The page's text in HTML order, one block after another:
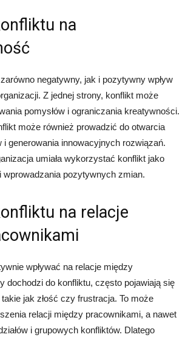
na
negatywny, jak i pozytywny wpływ
Z jednej strony, konflikt może
pomysłów i ograniczania kreatywności.
może również prowadzić do otwarcia
i generowania innowacyjnych rozwiązań.
umiała wykorzystać konflikt jako
wprowadzania pozytywnych zmian.
na relacje
wpływać na relacje między
dochodzi do konfliktu, często pojawiają się
jak złość czy frustracja. To może
relacji między pracownikami, a nawet
i grupowych konfliktów. Dlatego